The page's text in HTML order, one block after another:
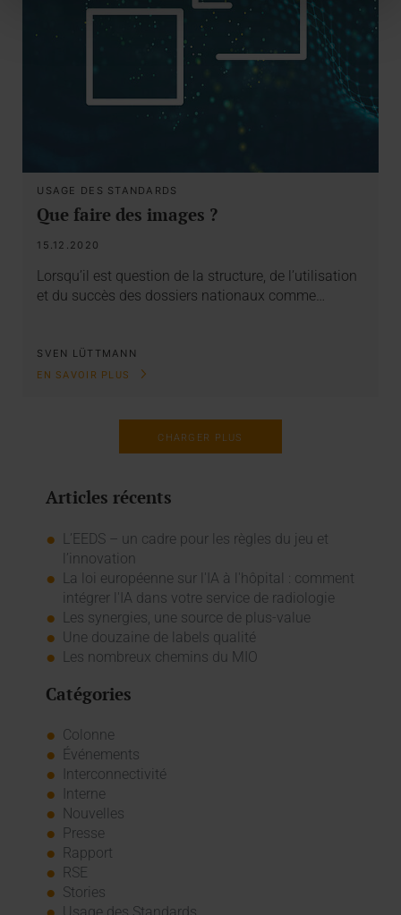
USAGE DES STANDARDS
Que faire des images ?
15.12.2020
Lorsqu’il est question de la structure, de l’utilisation
et du succès des dossiers nationaux comme…
SVEN LÜTTMANN
EN SAVOIR PLUS
CHARGER PLUS
Articles récents
L’EEDS – un cadre pour les règles du jeu et
l’innovation
La loi européenne sur l'IA à l'hôpital : comment
intégrer l'IA dans votre service de radiologie
Les synergies, une source de plus-value
Une douzaine de labels qualité
Les nombreux chemins du MIO
Catégories
Colonne
Événements
Interconnectivité
Interne
Nouvelles
Presse
Rapport
RSE
Stories